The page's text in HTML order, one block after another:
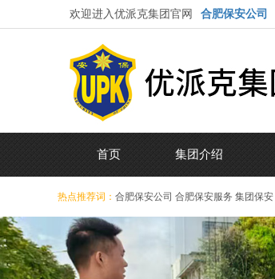
欢迎进入优派克集团官网 合肥保安公司
首页 集团介绍
热点推荐词： 合肥保安公司 合肥保安服务 集团保安